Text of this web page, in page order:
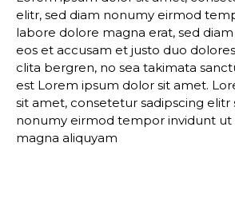
elitr, sed diam nonumy eirmod
labore dolore magna erat, sed
eos et accusam et justo duo
clita bergren, no sea takimata
est Lorem ipsum dolor sit amet.
sit amet, consetetur sadipscing elitr
nonumy eirmod tempor invidunt
magna aliquyam